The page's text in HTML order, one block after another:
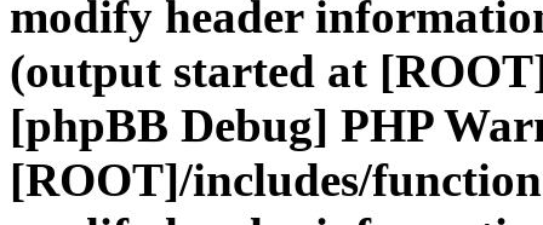
modify header
(output started at
[phpBB Debug] PHP
[ROOT]/includes/